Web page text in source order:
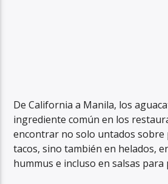
De California a Manila, los
ingrediente común en los
encontrar no solo untados sobre
tacos, sino también en helados,
hummus e incluso en salsas para